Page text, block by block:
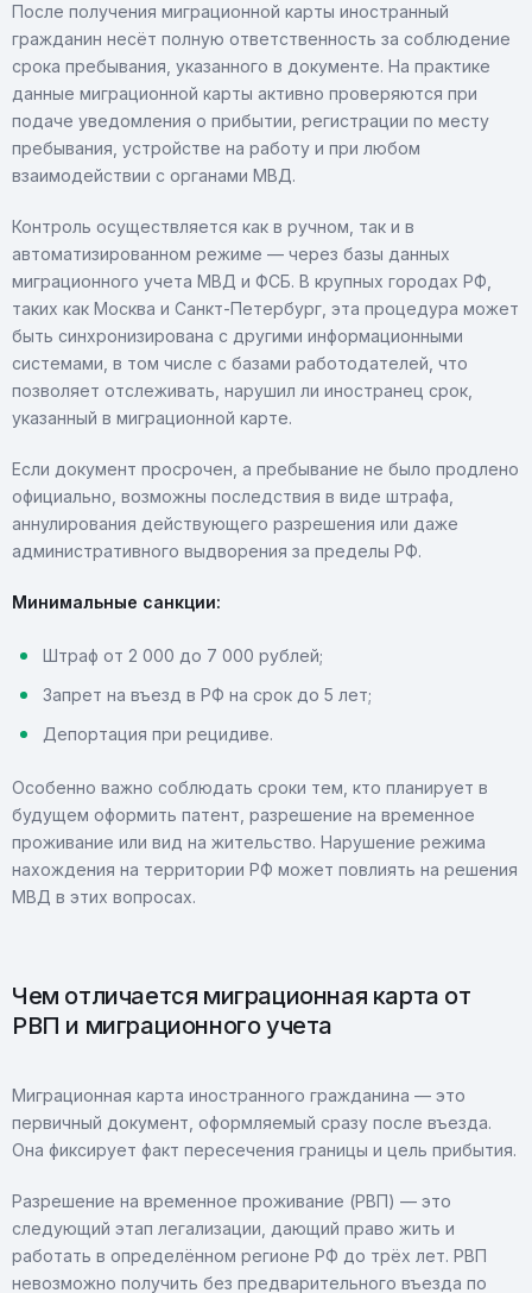
После получения миграционной карты иностранный
гражданин несёт полную ответственность за соблюдение
срока пребывания, указанного в документе. На практике
данные миграционной карты активно проверяются при
подаче уведомления о прибытии, регистрации по месту
пребывания, устройстве на работу и при любом
взаимодействии с органами МВД.
Контроль осуществляется как в ручном, так и в
автоматизированном режиме — через базы данных
миграционного учета МВД и ФСБ. В крупных городах РФ,
таких как Москва и Санкт-Петербург, эта процедура может
быть синхронизирована с другими информационными
системами, в том числе с базами работодателей, что
позволяет отслеживать, нарушил ли иностранец срок,
указанный в миграционной карте.
Если документ просрочен, а пребывание не было продлено
официально, возможны последствия в виде штрафа,
аннулирования действующего разрешения или даже
административного выдворения за пределы РФ.
Минимальные санкции:
Штраф от 2 000 до 7 000 рублей;
Запрет на въезд в РФ на срок до 5 лет;
Депортация при рецидиве.
Особенно важно соблюдать сроки тем, кто планирует в
будущем оформить патент, разрешение на временное
проживание или вид на жительство. Нарушение режима
нахождения на территории РФ может повлиять на решения
МВД в этих вопросах.
Чем отличается миграционная карта от
РВП и миграционного учета
Миграционная карта иностранного гражданина — это
первичный документ, оформляемый сразу после въезда.
Она фиксирует факт пересечения границы и цель прибытия.
Разрешение на временное проживание (РВП) — это
следующий этап легализации, дающий право жить и
работать в определённом регионе РФ до трёх лет. РВП
невозможно получить без предварительного въезда по